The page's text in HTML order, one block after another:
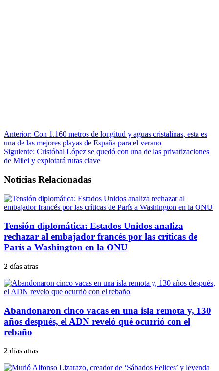
Anterior: Con 1.160 metros de longitud y aguas cristalinas, esta es
una de las mejores playas de España para el verano
Siguiente: Cristóbal López se quedó con una de las privatizaciones
de Milei y explotará rutas clave
Noticias Relacionadas
Tensión diplomática: Estados Unidos analiza
rechazar al embajador francés por las críticas de
París a Washington en la ONU
2 días atras
Abandonaron cinco vacas en una isla remota y, 130
años después, el ADN reveló qué ocurrió con el
rebaño
2 días atras